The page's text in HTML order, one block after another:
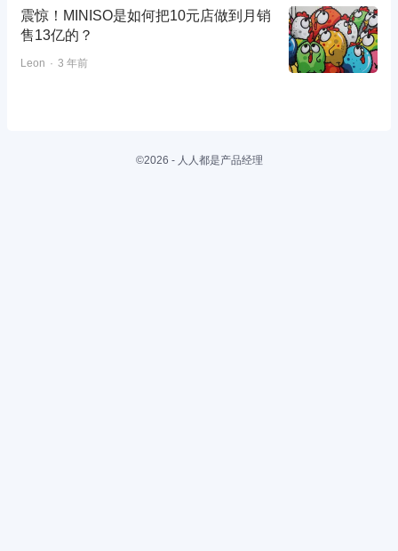
震惊！MINISO是如何把10元店做到月销
售13亿的？
Leon 3 年前
©2026 - 人人都是产品经理